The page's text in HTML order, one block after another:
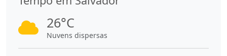
26°C
Nuvens dispersas